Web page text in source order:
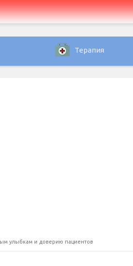
Терапия
улыбкам и доверию пациентов